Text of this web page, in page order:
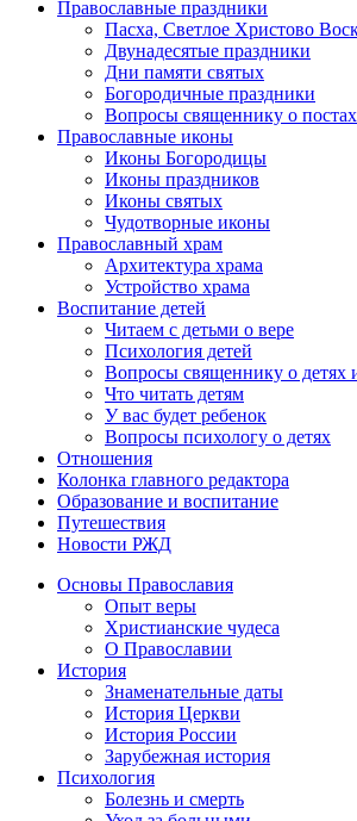
Православные праздники
Пасха, Светлое Христово
Двунадесятые праздники
Дни памяти святых
Богородичные праздники
Вопросы священнику о
Православные иконы
Иконы Богородицы
Иконы праздников
Иконы святых
Чудотворные иконы
Православный храм
Архитектура храма
Устройство храма
Воспитание детей
Читаем с детьми о вере
Психология детей
Вопросы священнику о детях
Что читать детям
У вас будет ребенок
Вопросы психологу о детях
Отношения
Колонка главного редактора
Образование и воспитание
Путешествия
Новости РЖД
Основы Православия
Опыт веры
Христианские чудеса
О Православии
История
Знаменательные даты
История Церкви
История России
Зарубежная история
Психология
Болезнь и смерть